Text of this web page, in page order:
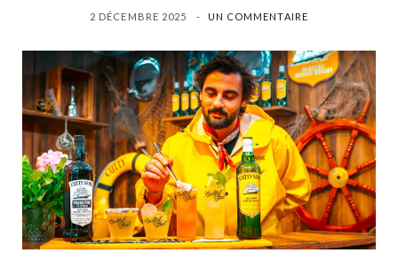
2 DÉCEMBRE 2025 UN COMMENTAIRE